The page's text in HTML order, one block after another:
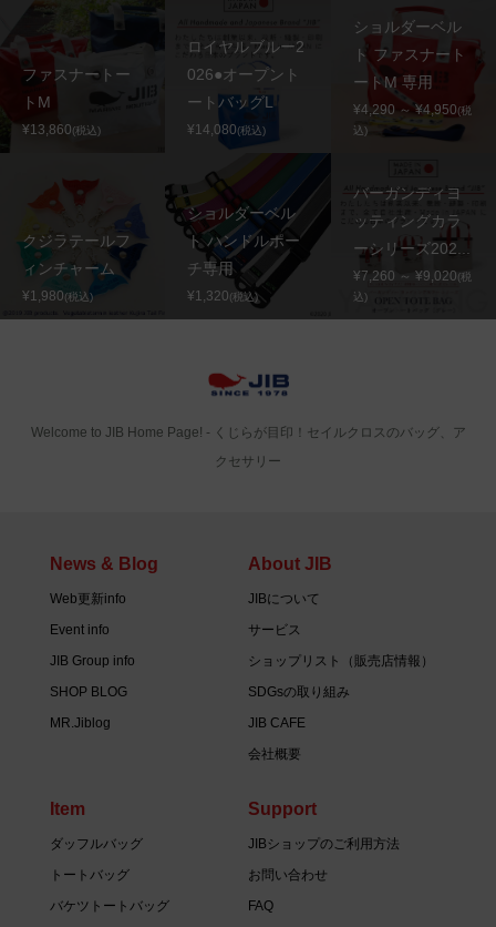
ファスナートー
トM
¥13,860(税込)
ロイヤルブルー2
026●オープント
ートバッグL
¥14,080(税込)
ショルダーベル
ト ファスナート
ートM 専用
¥4,290 ～ ¥4,950(税
込)
クジラテールフ
ィンチャーム
¥1,980(税込)
ショルダーベル
ト ハンドルポー
チ専用
¥1,320(税込)
バーガンディヨ
ッティングカラ
ーシリーズ202...
¥7,260 ～ ¥9,020(税
込)
Welcome to JIB Home Page! ‐ くじらが目印！セイルクロスのバッグ、ア
クセサリー
News & Blog
Web更新info
Event info
JIB Group info
SHOP BLOG
MR.Jiblog
About JIB
JIBについて
サービス
ショップリスト（販売店情報）
SDGsの取り組み
JIB CAFE
会社概要
Item
ダッフルバッグ
トートバッグ
バケツトートバッグ
Support
JIBショップのご利用方法
お問い合わせ
FAQ